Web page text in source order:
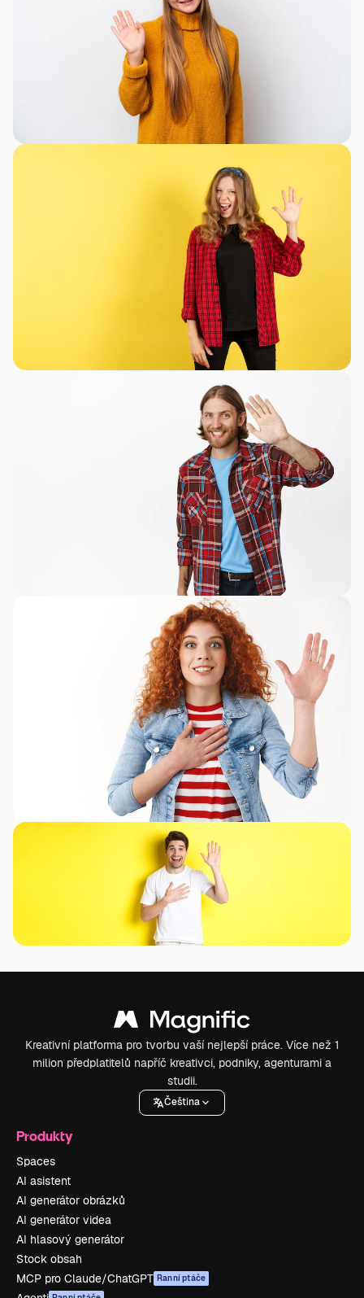
Kreativní platforma pro tvorbu vaší nejlepší práce. Více než 1
milion předplatitelů napříč kreativci, podniky, agenturami a
studii.
Čeština
Produkty
Spaces
AI asistent
AI generátor obrázků
AI generátor videa
AI hlasový generátor
Stock obsah
MCP pro Claude/ChatGPT Ranní ptáče